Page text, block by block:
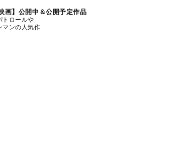
画】公開中＆公開予定作品
トロールや
マンの人気作